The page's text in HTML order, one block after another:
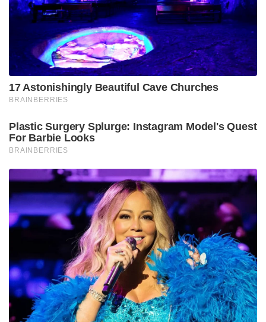
17 Astonishingly Beautiful Cave Churches
BRAINBERRIES
Plastic Surgery Splurge: Instagram Model's Quest
For Barbie Looks
BRAINBERRIES